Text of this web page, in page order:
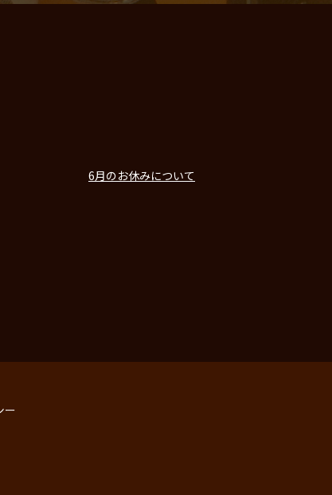
6月のお休みについて
ー